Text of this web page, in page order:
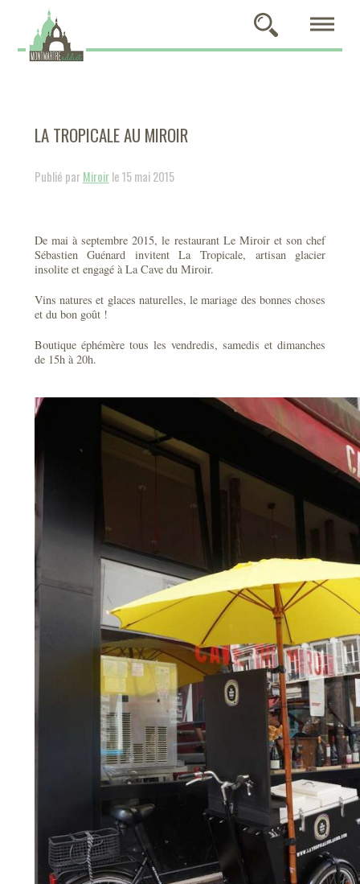
LA TROPICALE AU MIROIR
Publié parMiroirle 15 mai 2015
De mai à septembre 2015, le restaurant Le Miroir et son chef
Sébastien Guénard invitent La Tropicale, artisan glacier
insolite et engagé à La Cave du Miroir.
Vins natures et glaces naturelles, le mariage des bonnes choses
et du bon goût !
Boutique éphémère tous les vendredis, samedis et dimanches
de 15h à 20h.